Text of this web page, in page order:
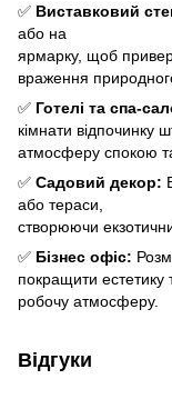
✅ Виставковий
або на
ярмарку, щоб
враження
✅ Готелі та спа-
кімнати
атмосферу спокою та
✅ Садовий декор:
або тераси,
створюючи
✅ Бізнес офіс:
покращити естетику
робочу атмосферу.
Відгуки